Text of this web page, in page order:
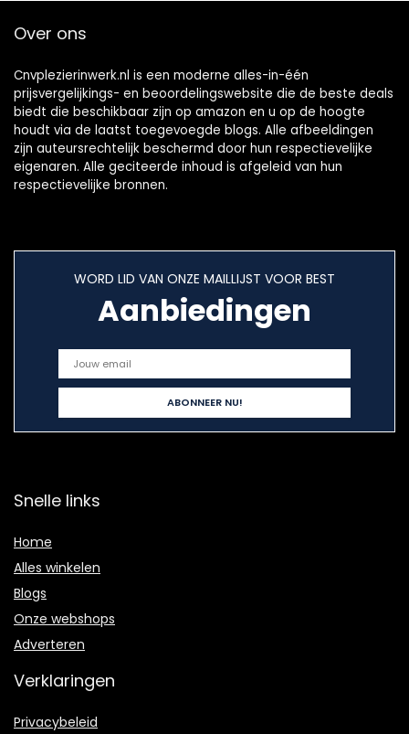
Over ons
Cnvplezierinwerk.nl is een moderne alles-in-één
prijsvergelijkings- en beoordelingswebsite die de beste deals
biedt die beschikbaar zijn op amazon en u op de hoogte
houdt via de laatst toegevoegde blogs. Alle afbeeldingen
zijn auteursrechtelijk beschermd door hun respectievelijke
eigenaren. Alle geciteerde inhoud is afgeleid van hun
respectievelijke bronnen.
WORD LID VAN ONZE MAILLIJST VOOR BEST
Aanbiedingen
Snelle links
Home
Alles winkelen
Blogs
Onze webshops
Adverteren
Verklaringen
Privacybeleid